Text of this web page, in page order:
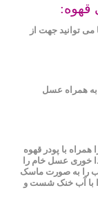
‌توانید جهت از
به همراه عسل
با پودر قهوه
خوری عسل خام را
را به صورت ماسک
گذشت ۳۰ دقیقه، آن را با آب خنک شست و